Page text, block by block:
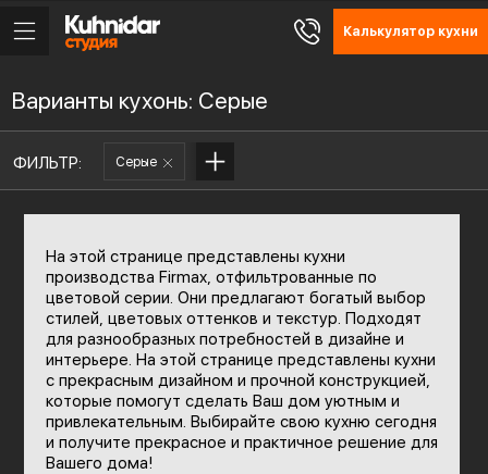
Калькулятор кухни
Варианты кухонь: Серые
ФИЛЬТР: Серые
На этой странице представлены кухни
производства Firmax, отфильтрованные по
цветовой серии. Они предлагают богатый выбор
стилей, цветовых оттенков и текстур. Подходят
для разнообразных потребностей в дизайне и
интерьере. На этой странице представлены кухни
с прекрасным дизайном и прочной конструкцией,
которые помогут сделать Ваш дом уютным и
привлекательным. Выбирайте свою кухню сегодня
и получите прекрасное и практичное решение для
Вашего дома!